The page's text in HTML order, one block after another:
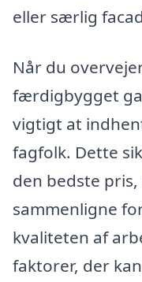
eller særlig
Når du
færdigbygget
vigtigt at
fagfolk. Dette
den bedste
sammenligne
kvaliteten af
faktorer, der